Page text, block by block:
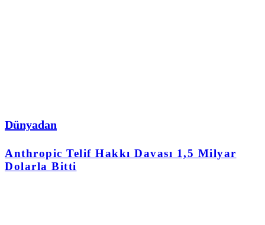
Dünyadan
Anthropic Telif Hakkı Davası 1,5 Milyar
Dolarla Bitti